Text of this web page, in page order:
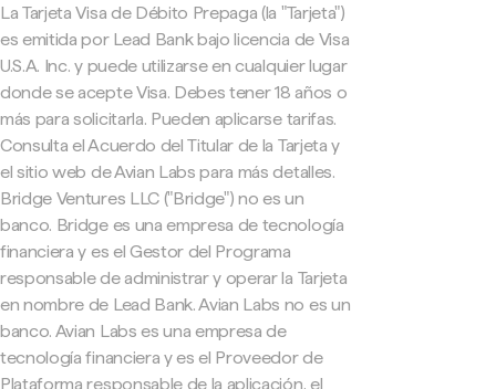
La Tarjeta Visa de Débito Prepaga (la "Tarjeta")
es emitida por Lead Bank bajo licencia de Visa
U.S.A. Inc. y puede utilizarse en cualquier lugar
donde se acepte Visa. Debes tener 18 años o
más para solicitarla. Pueden aplicarse tarifas.
Consulta el Acuerdo del Titular de la Tarjeta y
el sitio web de Avian Labs para más detalles.
Bridge Ventures LLC ("Bridge") no es un
banco. Bridge es una empresa de tecnología
financiera y es el Gestor del Programa
responsable de administrar y operar la Tarjeta
en nombre de Lead Bank. Avian Labs no es un
banco. Avian Labs es una empresa de
tecnología financiera y es el Proveedor de
Plataforma responsable de la aplicación, el